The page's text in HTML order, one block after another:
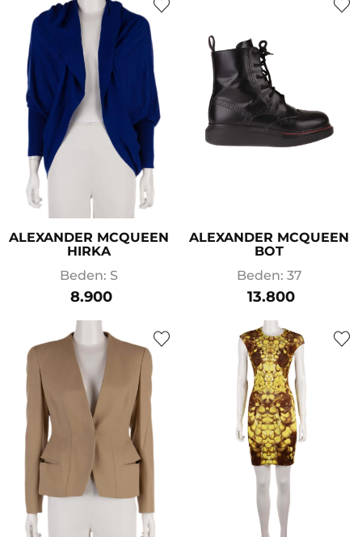
ALEXANDER MCQUEEN
HIRKA
Beden: S
8.900
ALEXANDER MCQUEEN
BOT
Beden: 37
13.800